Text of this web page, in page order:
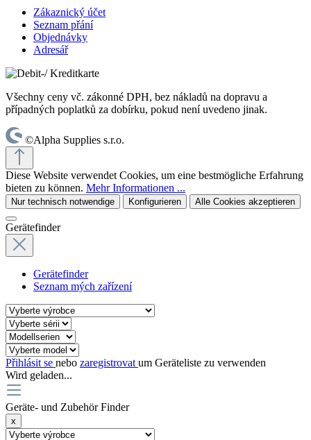
Zákaznický účet
Seznam přání
Objednávky
Adresář
Všechny ceny vč. zákonné DPH, bez nákladů na dopravu a
případných poplatků za dobírku, pokud není uvedeno jinak.
©Alpha Supplies s.r.o.
Diese Website verwendet Cookies, um eine bestmögliche Erfahrung
bieten zu können. Mehr Informationen ...
Nur technisch notwendige Konfigurieren Alle Cookies akzeptieren
Gerätefinder
Gerätefinder
Seznam mých zařízení
Přihlásit se nebo zaregistrovat um Geräteliste zu verwenden
Wird geladen...
Geräte- und Zubehör Finder
x